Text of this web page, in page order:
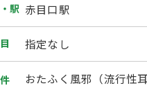
駅 赤目口駅
指定なし